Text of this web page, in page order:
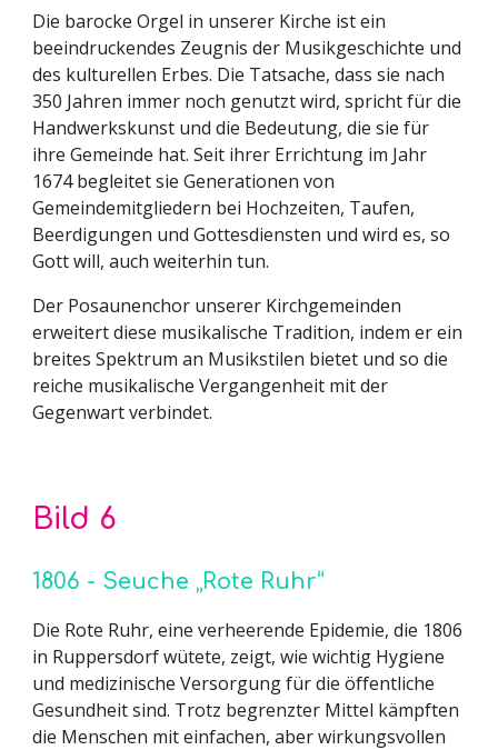
Die barocke Orgel in unserer Kirche ist ein
beeindruckendes Zeugnis der Musikgeschichte und
des kulturellen Erbes. Die Tatsache, dass sie nach
350 Jahren immer noch genutzt wird, spricht für die
Handwerkskunst und die Bedeutung, die sie für
ihre Gemeinde hat. Seit ihrer Errichtung im Jahr
1674 begleitet sie Generationen von
Gemeindemitgliedern bei Hochzeiten, Taufen,
Beerdigungen und Gottesdiensten und wird es, so
Gott will, auch weiterhin tun.
Der Posaunenchor unserer Kirchgemeinden
erweitert diese musikalische Tradition, indem er ein
breites Spektrum an Musikstilen bietet und so die
reiche musikalische Vergangenheit mit der
Gegenwart verbindet.
Bild 6
1806 - Seuche „Rote Ruhr“
Die Rote Ruhr, eine verheerende Epidemie, die 1806
in Ruppersdorf wütete, zeigt, wie wichtig Hygiene
und medizinische Versorgung für die öffentliche
Gesundheit sind. Trotz begrenzter Mittel kämpften
die Menschen mit einfachen, aber wirkungsvollen